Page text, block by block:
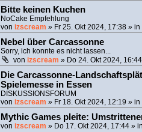
Bitte keinen Kuchen
NoCake Empfehlung
von izscream » Fr 25. Okt 2024, 17:38» in
Nebel über Carcassonne
Sorry, ich konnte es nicht lassen...
von izscream » Do 24. Okt 2024, 16:44
Die Carcassonne-
Spielemesse in Essen
DISKUSSIONSFORUM
von izscream » Fr 18. Okt 2024, 12:19 » in
Mythic Games pleite:
von izscream » Do 17. Okt 2024, 17:44» in